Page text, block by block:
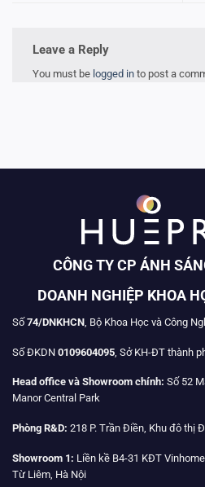
Leave a Reply
You must be logged in to post a
CÔNG TY CP ÁNH
DOANH NGHIỆP KHOA
Số 74/DNKHCN, Bộ Khoa Học và Công
Số ĐKDN 0109604095 , Sở KH-ĐT thành
Head office và Showroom chính: Số 52
Manor Central Park
Phòng R&D: 218 P. Trần Điền, Khu đô thị
Showroom 1: Liền kề B4-31 KĐT
Từ Liêm, Hà Nội